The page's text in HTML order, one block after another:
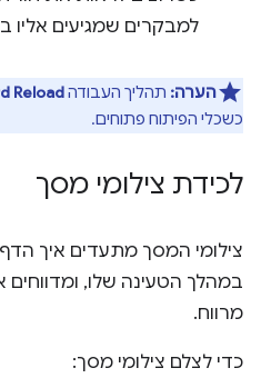
למבקרים שמגיעים אליו
הערה: תהליך העבודהReload
כשכלי הפיתוח פתוחים.
לכידת צילומי מסך
צילומי המסך מתעדים איך
במהלך הטעינה שלו, ומדווחים
מרווח.
כדי לצלם צילומי מסך: